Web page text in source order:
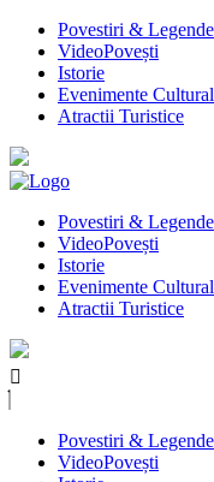
Povestiri & Legende
VideoPovești
Istorie
Evenimente
Atractii Turistice
Povestiri & Legende
VideoPovești
Istorie
Evenimente
Atractii Turistice
Povestiri & Legende
VideoPovești